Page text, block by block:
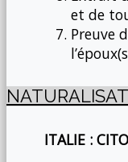
et de
Preuve
ITALIE :